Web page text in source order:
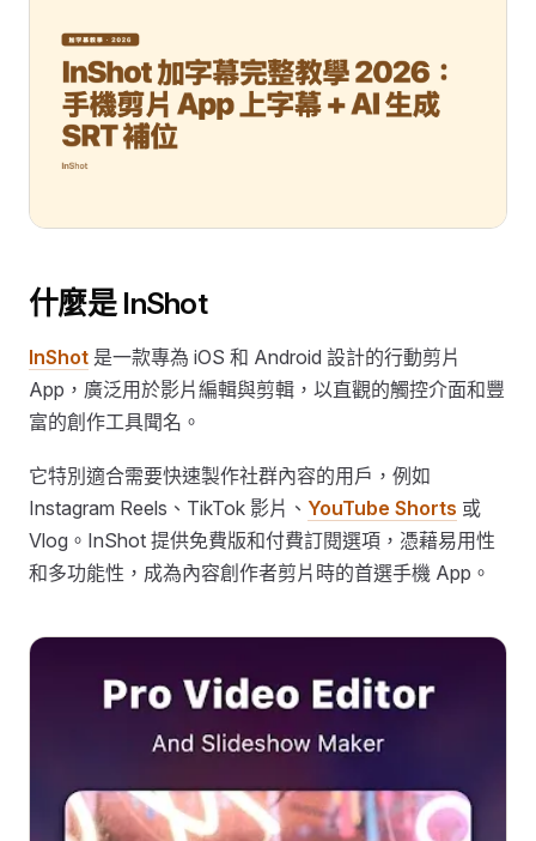
什麼是 InShot
InShot 是一款專為 iOS 和 Android 設計的行動剪片
App，廣泛用於影片編輯與剪輯，以直觀的觸控介面和豐
富的創作工具聞名。
它特別適合需要快速製作社群內容的用戶，例如
Instagram Reels、TikTok 影片、 YouTube Shorts 或
Vlog。InShot 提供免費版和付費訂閱選項，憑藉易用性
和多功能性，成為內容創作者剪片時的首選手機 App。